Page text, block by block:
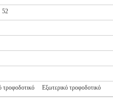
52
τροφοδοτικό Εξωτερικό τροφοδοτικό